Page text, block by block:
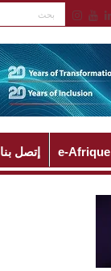
e-Afrique إتصل بنا